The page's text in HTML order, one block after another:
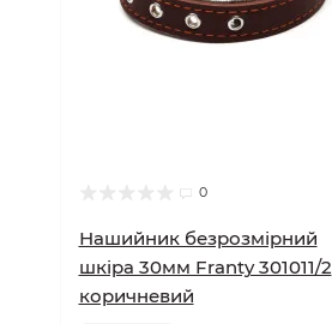
0
Нашийник безрозмірний
шкіра 30мм Franty 301011/2
коричневий